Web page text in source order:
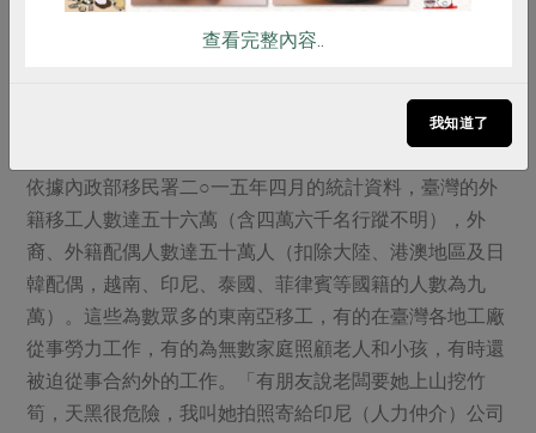
到自在和溫暖。燦爛時光讓這塊土地的移民工有了心靈上
的依靠，因為大家的善意和關心而茁壯，帶著希望來，也
依據內政部移民署二○一五年四月的統計資料，臺灣的外
籍移工人數達五十六萬（含四萬六千名行蹤不明），外
裔、外籍配偶人數達五十萬人（扣除大陸、港澳地區及日
韓配偶，越南、印尼、泰國、菲律賓等國籍的人數為九
萬）。這些為數眾多的東南亞移工，有的在臺灣各地工廠
從事勞力工作，有的為無數家庭照顧老人和小孩，有時還
被迫從事合約外的工作。「有朋友說老闆要她上山挖竹
筍，天黑很危險，我叫她拍照寄給印尼（人力仲介）公司
查看完整內容..
我知道了